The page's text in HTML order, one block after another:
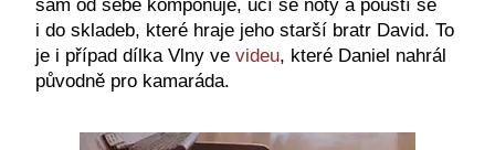
sám od sebe komponuje, učí se noty a pouští se
i do skladeb, které hraje jeho starší bratr David. To
je i případ dílka Vlny vevideu, které Daniel nahrál
původně pro kamaráda.